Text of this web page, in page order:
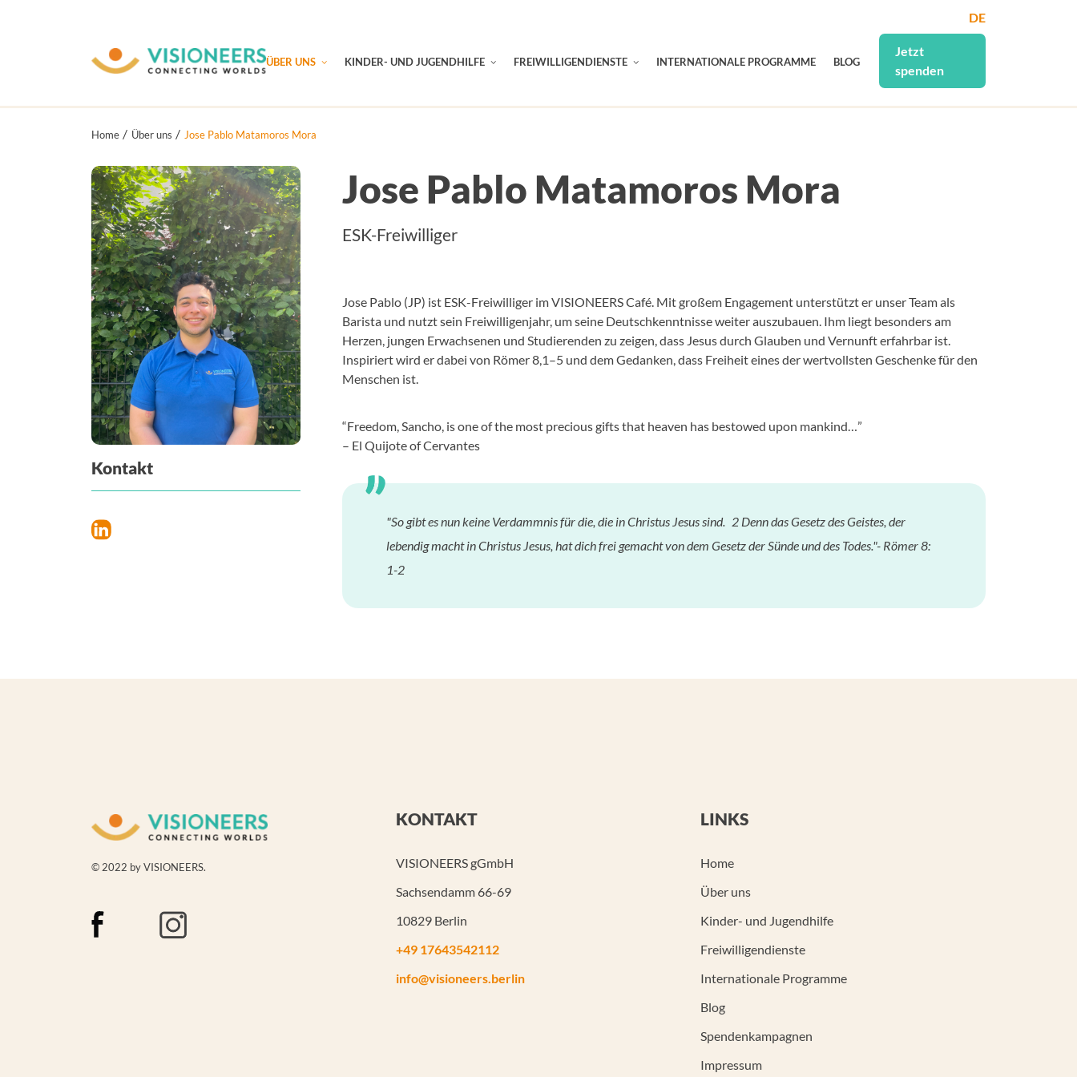
DE
ÜBER UNS KINDER- UND JUGENDHILFE FREIWILLIGENDIENSTE INTERNATIONALE PROGRAMME BLOG
Jetzt
spenden
Home Über uns Jose Pablo Matamoros Mora
Kontakt
Jose Pablo Matamoros Mora
ESK-Freiwilliger
Jose Pablo (JP) ist ESK-Freiwilliger im VISIONEERS Café. Mit großem Engagement unterstützt er unser Team als
Barista und nutzt sein Freiwilligenjahr, um seine Deutschkenntnisse weiter auszubauen. Ihm liegt besonders am
Herzen, jungen Erwachsenen und Studierenden zu zeigen, dass Jesus durch Glauben und Vernunft erfahrbar ist.
Inspiriert wird er dabei von Römer 8,1–5 und dem Gedanken, dass Freiheit eines der wertvollsten Geschenke für den
Menschen ist.
“Freedom, Sancho, is one of the most precious gifts that heaven has bestowed upon mankind…”
– El Quijote of Cervantes
"So gibt es nun keine Verdammnis für die, die in Christus Jesus sind. 2 Denn das Gesetz des Geistes, der
lebendig macht in Christus Jesus, hat dich frei gemacht von dem Gesetz der Sünde und des Todes."- Römer 8:
1-2
© 2022 by VISIONEERS.
KONTAKT
VISIONEERS gGmbH
Sachsendamm 66-69
10829 Berlin
+49 17643542112
info@visioneers.berlin
LINKS
Home
Über uns
Kinder- und Jugendhilfe
Freiwilligendienste
Internationale Programme
Blog
Spendenkampagnen
Impressum